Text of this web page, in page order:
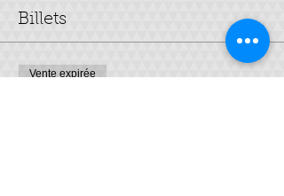
Billets
Vente expirée